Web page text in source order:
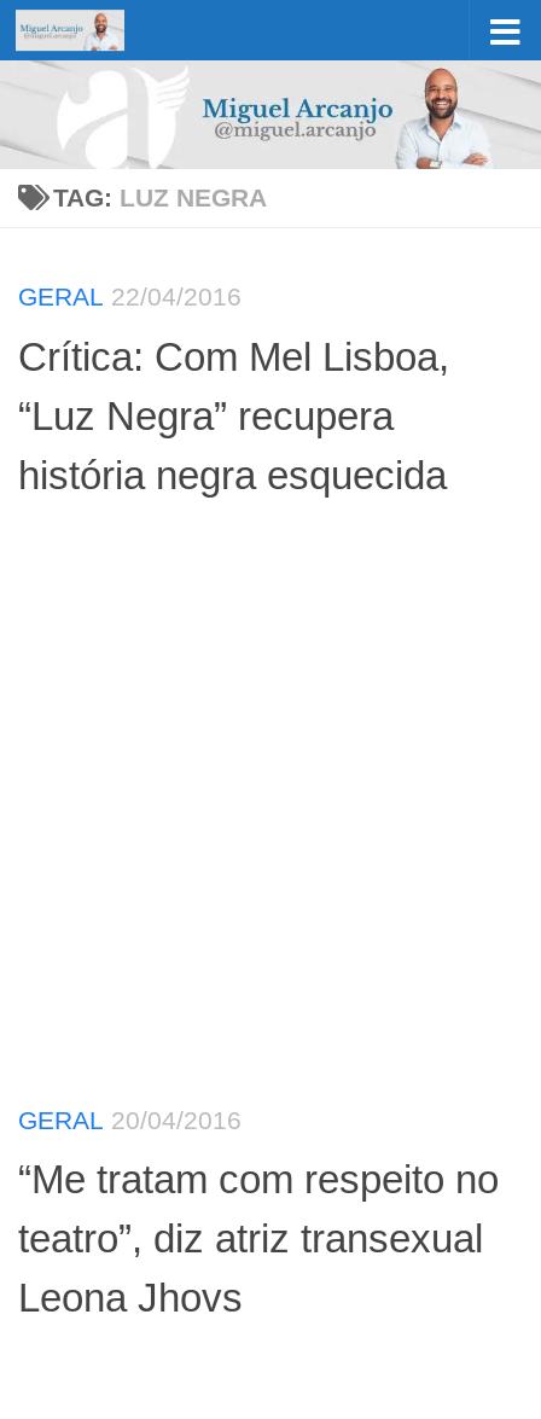
Skip to content
TAG: LUZ NEGRA
GERAL 22/04/2016
Crítica: Com Mel Lisboa,
“Luz Negra” recupera
história negra esquecida
GERAL 20/04/2016
“Me tratam com respeito no
teatro”, diz atriz transexual
Leona Jhovs